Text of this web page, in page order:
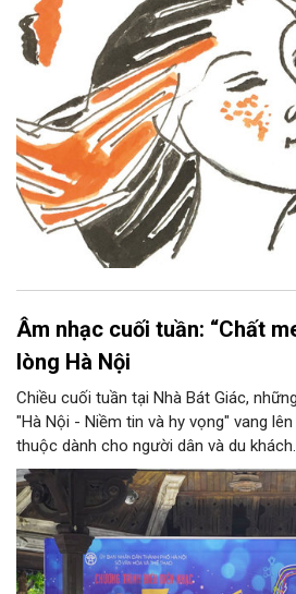
Âm nhạc cuối tuần: “Chất
lòng Hà Nội
Chiều cuối tuần tại Nhà Bát Giác,
"Hà Nội - Niềm tin và hy vọng" vang
thuộc dành cho người dân và du
điệu jazz kinh điển của thế giới lần
diễn của NSƯT Quyền Văn Minh và
Club, mở ra một không gian âm nhạc
trung tâm Thủ đô.